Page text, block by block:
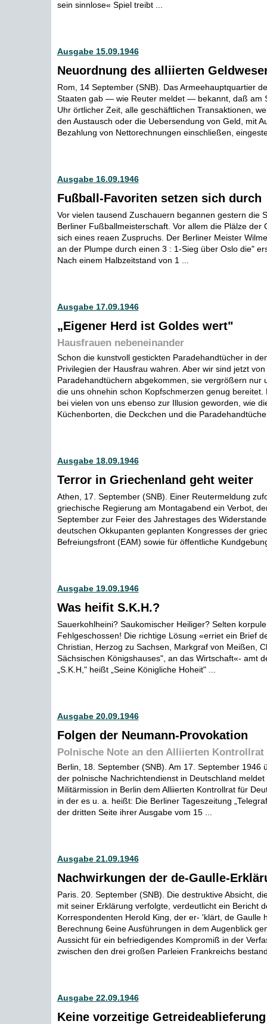
sein sinnlose« Spiel treibt ...
Ausgabe 15.09.1946
Neuordnung des alliierten
Rom, 14 September (SNB). Das Armeehauptquartier
Staaten gab — wie Reuter meldet — bekannt, daß am
Uhr örtlicher Zeit, alle geschäftlichen Transaktionen,
den Austausch oder die Uebersendung von Geld, mit
Bezahlung von Nettorechnungen einschließen,
Ausgabe 16.09.1946
Fußball-Favoriten setzen sich durch
Vor vielen tausend Zuschauern begannen gestern die
Berliner Fußballmeisterschaft. Vor allem die Plälze der
sich eines reaen Zuspruchs. Der Berliner Meister
an der Plumpe durch einen 3 : 1-Sieg über Oslo die"
Nach einem Halbzeitstand von 1 ...
Ausgabe 17.09.1946
„Eigener Herd ist Goldes wert"
Hausfrauen nebeneinander
Schon die kunstvoll gestickten Paradehandtücher in
Privilegien der Hausfrau wahren. Aber wir sind jetzt von
Paradehandtüchern abgekommen, sie vergrößern nur
die uns ohnehin schon Kopfschmerzen genug bereitet.
bei vielen von uns ebenso zur Illusion geworden, wie
Küchenborten, die Deckchen und die
Ausgabe 18.09.1946
Terror in Griechenland geht weiter
Athen, 17. September (SNB). Einer Reutermeldung
griechische Regierung am Montagabend ein Verbot,
September zur Feier des Jahrestages des
deutschen Okkupanten geplanten Kongresses der
Befreiungsfront (EAM) sowie für öffentliche
Ausgabe 19.09.1946
Was heifit S.K.H.?
Sauerkohlheini? Saukomischer Heiliger? Selten
Fehlgeschossen! Die richtige Lösung «erriet ein Brief
Christian, Herzog zu Sachsen, Markgraf von Meißen,
Sächsischen Königshauses", an das Wirtschaft«- amt
„S.K.H," heißt „Seine Königliche Hoheit" ...
Ausgabe 20.09.1946
Folgen der Neumann-Provokation
Polnische Note an den Alliierten
Berlin, 18. September (SNB). Am 17. September
der polnische Nachrichtendienst in Deutschland
Militärmission in Berlin dem Alliierten Kontrollrat für
in der es u. a. heißt: Die Berliner Tageszeitung
der dritten Seite ihrer Ausgabe vom 15 ...
Ausgabe 21.09.1946
Nachwirkungen der de-Gaulle-
Paris. 20. September (SNB). Die destruktive Absicht,
mit seiner Erklärung verfolgte, verdeutlicht ein Bericht
Korrespondenten Herold King, der er- 'klärt, de Gaulle
Berechnung 6eine Ausführungen in dem Augenblick
Aussicht für ein befriedigendes Kompromiß in der
zwischen den drei großen Parleien Frankreichs
Ausgabe 22.09.1946
Keine vorzeitige Getreideablieferung